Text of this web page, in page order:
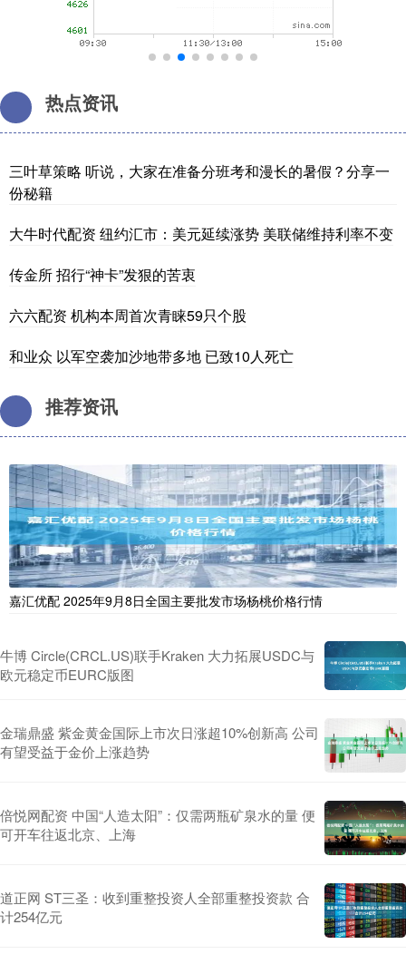
热点资讯
三叶草策略 听说，大家在准备分班考和漫长的暑假？分享一
份秘籍
大牛时代配资 纽约汇市：美元延续涨势 美联储维持利率不变
传金所 招行“神卡”发狠的苦衷
六六配资 机构本周首次青睐59只个股
和业众 以军空袭加沙地带多地 已致10人死亡
推荐资讯
嘉汇优配 2025年9月8日全国主要批发市场杨桃价格行情
牛博 Circle(CRCL.US)联手Kraken 大力拓展USDC与
欧元稳定币EURC版图
金瑞鼎盛 紫金黄金国际上市次日涨超10%创新高 公司
有望受益于金价上涨趋势
倍悦网配资 中国“人造太阳”：仅需两瓶矿泉水的量 便
可开车往返北京、上海
道正网 ST三圣：收到重整投资人全部重整投资款 合
计254亿元